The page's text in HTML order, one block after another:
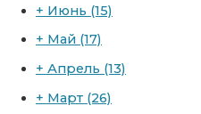
+ Июнь (15)
+ Май (17)
+ Апрель (13)
+ Март (26)